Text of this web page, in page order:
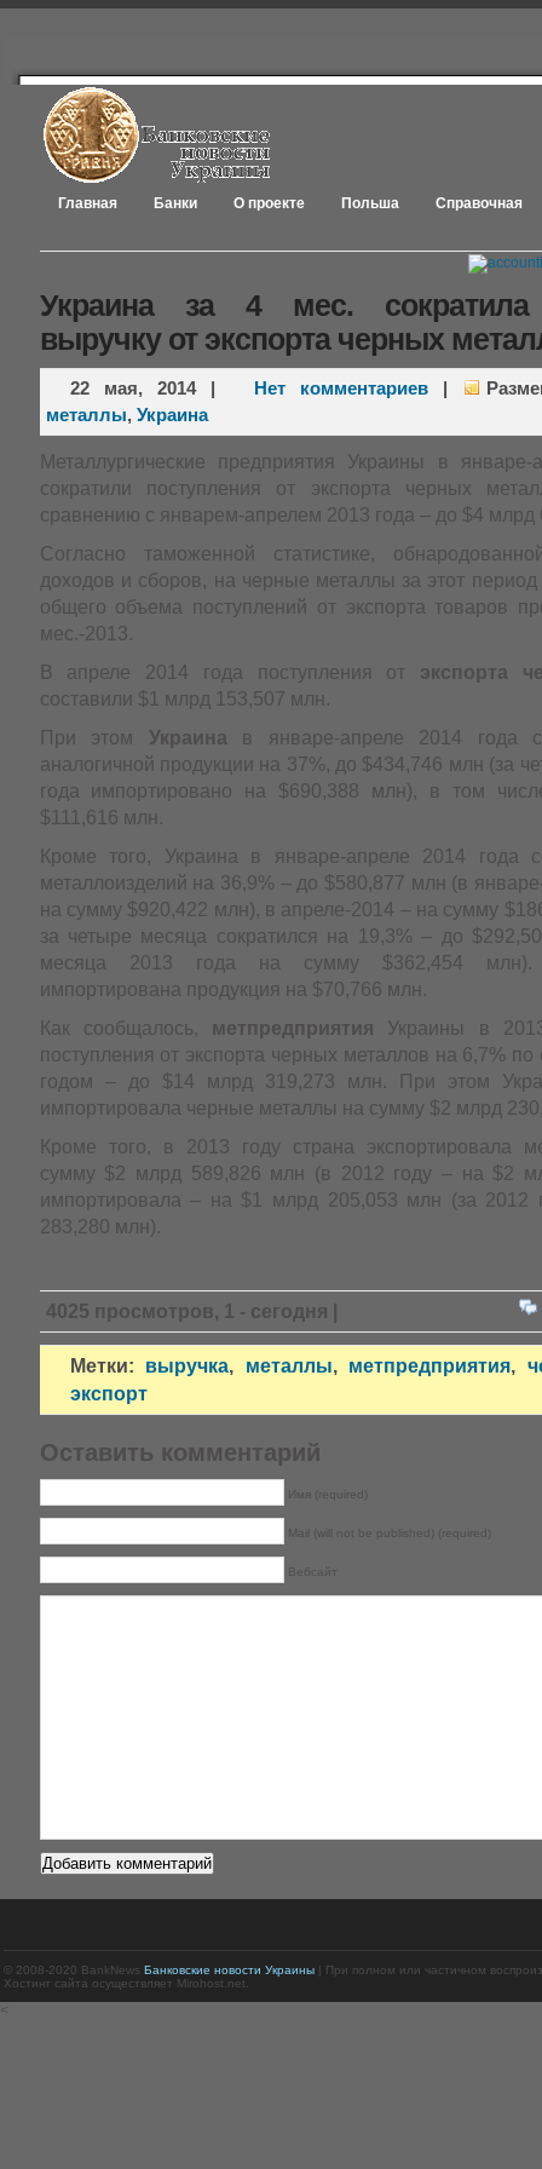
Главная Банки О проекте Польша Справочная
Украина за 4 мес.
выручку от экспорта черных
22 мая, 2014| Нет комментариев |
металлы, Украина
Металлургические предприятия Украины в
сократили поступления от экспорта черных
сравнению с январем-апрелем 2013 года – до $4 млрд
Согласно таможенной статистике,
доходов и сборов, на черные металлы за этот
общего объема поступлений от экспорта товаров
мес.-2013.
В апреле 2014 года поступления от экспорта
составили $1 млрд 153,507 млн.
При этом Украина в январе-апреле 2014 года
аналогичной продукции на 37%, до $434,746 млн (за
года импортировано на $690,388 млн), в том
$111,616 млн.
Кроме того, Украина в январе-апреле 2014 года
металлоизделий на 36,9% – до $580,877 млн (в
на сумму $920,422 млн), в апреле-2014 – на сумму
за четыре месяца сократился на 19,3% – до
месяца 2013 года на сумму $362,454 млн).
импортирована продукция на $70,766 млн.
Как сообщалось, метпредприятия Украины в
поступления от экспорта черных металлов на 6,7%
годом – до $14 млрд 319,273 млн. При этом
импортировала черные металлы на сумму $2 млрд
Кроме того, в 2013 году страна экспортировала
сумму $2 млрд 589,826 млн (в 2012 году – на $2
импортировала – на $1 млрд 205,053 млн (за
283,280 млн).
4025 просмотров, 1 - сегодня |
Метки: выручка, металлы, метпредприятия,
экспорт
Оставить комментарий
Имя (required)
Mail (will not be published) (required)
Вебсайт
© 2008-2020 BankNews Банковские новости Украины| При полном или частичном
Хостинг сайта осуществляет Mirohost.net.
<